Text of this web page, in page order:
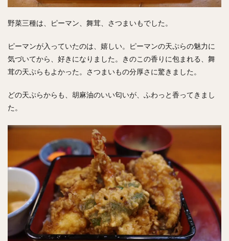
野菜三種は、ピーマン、舞茸、さつまいもでした。
ピーマンが入っていたのは、嬉しい。ピーマンの天ぷらの魅力に
気づいてから、好きになりました。きのこの香りに包まれる、舞
茸の天ぷらもよかった。さつまいもの分厚さに驚きました。
どの天ぷらからも、胡麻油のいい匂いが、ふわっと香ってきまし
た。